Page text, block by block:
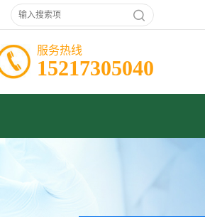
服务热线
15217305040